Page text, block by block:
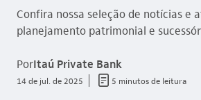
Confira nossa seleção de notícias e
planejamento patrimonial e
PorItaú Private Bank
14 de jul. de 2025 documento_outline 5 minutos de leitura